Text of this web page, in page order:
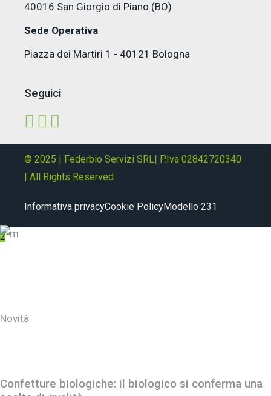
40016 San Giorgio di Piano (BO)
Sede Operativa
Piazza dei Martiri 1 - 40121 Bologna
Seguici
© 2025 | Federbio Servizi SRL| P.Iva 02842720340
| All Rights Reserved
Informativa privacyCookie PolicyModello 231
Novità
Confetture biologiche: il biologico si conferma una